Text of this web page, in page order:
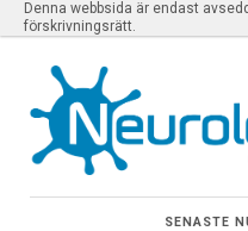
Denna webbsida är endast
förskrivningsrätt.
SENASTE